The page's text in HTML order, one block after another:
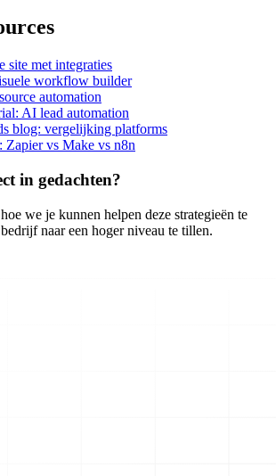
site met integraties
workflow builder
automation
AI lead automation
blog: vergelijking platforms
Zapier vs Make vs n8n
in gedachten?
we je kunnen helpen deze strategieën te
naar een hoger niveau te tillen.